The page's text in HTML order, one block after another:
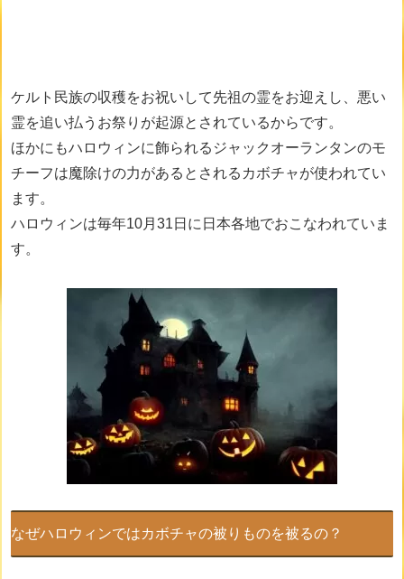
ケルト民族の収穫をお祝いして先祖の霊をお迎えし、悪い
霊を追い払うお祭りが起源とされているからです。
ほかにもハロウィンに飾られるジャックオーランタンのモ
チーフは魔除けの力があるとされるカボチャが使われてい
ます。
ハロウィンは毎年10月31日に日本各地でおこなわれていま
す。
なぜハロウィンではカボチャの被りものを被るの？